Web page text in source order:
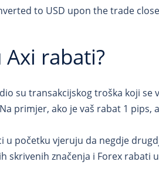
to USD upon the trade
Axi rabati?
su transakcijskog troška koji
primjer, ako je vaš rabat 1 pips,
u početku vjeruju da negdje
skrivenih značenja i Forex